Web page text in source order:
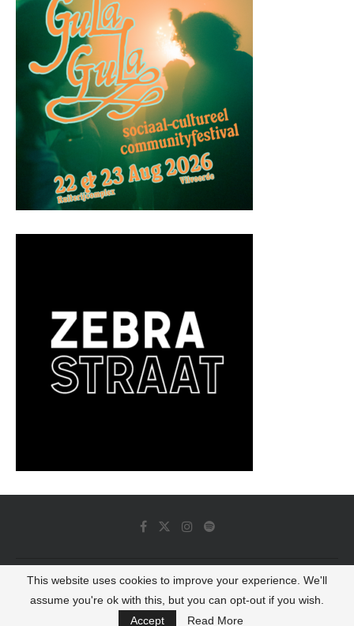
© 2022 - Luminous Dash All Rights Reserved
BACK TO TOP
This website uses cookies to improve your experience. We'll
assume you're ok with this, but you can opt-out if you wish.
Accept
Read More